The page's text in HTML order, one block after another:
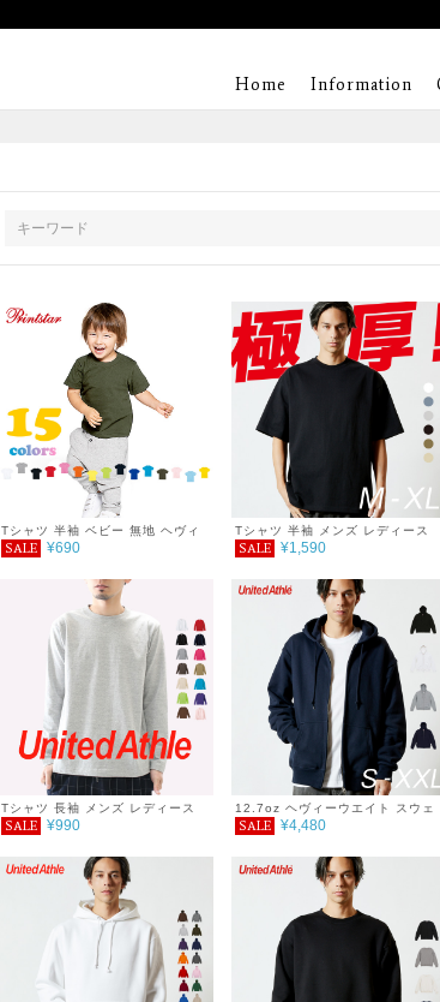
Home Information
Tシャツ 半袖 ベビー 無地 ヘヴィ
ーウェイト Ｔシャツ シンプル お
SALE ¥690
Tシャツ 半袖 メンズ レディース
無地 マグナムウェイトＴシャツ ビ
重ね着 春 夏 9.1oz 極厚 大きいサ
イズ クルーネック ティーシャツ
SALE ¥1,590
Tシャツ 長袖 メンズ レディース
無地 ロングスリーブTシャツ シン
SALE ¥990
12.7oz ヘヴィーウエイト スウェ
ット ジップパーカー 裏パイル 無
SALE ¥4,480